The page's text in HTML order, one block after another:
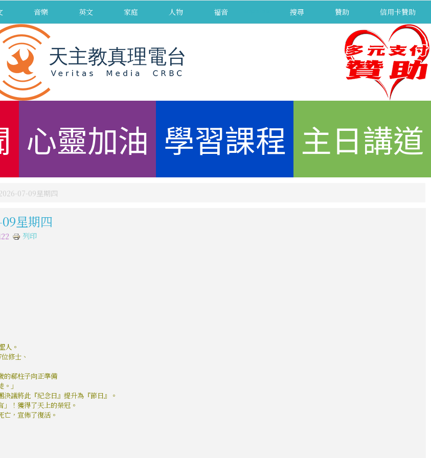
音樂 英文 家庭 人物 福音 搜尋 贊助 信用卡贊助
心靈加油 學習課程 主日講道
07-09星期四
星期四
列印
人。
修士、
的郗柱子向正準備
」
議將此『紀念日』提升為『節日』。
！獲得了天上的榮冠。
，宣佈了復活。